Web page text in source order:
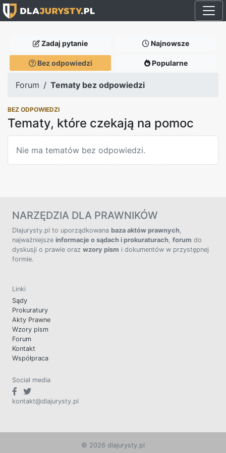
Zadaj pytanie Najnowsze
Bez odpowiedzi Popularne
Forum Tematy bez odpowiedzi
BEZ ODPOWIEDZI
Tematy, które czekają na pomoc
Nie ma tematów bez odpowiedzi.
NARZĘDZIA DLA PRAWNIKÓW
Dlajurysty.pl to uporządkowana baza aktów prawnych,
najważniejsze informacje o sądach i prokuraturach, forum do
dyskusji o prawie oraz wzory pism i dokumentów w przystępnej
formie.
Linki
Sądy
Prokuratury
Akty Prawne
Wzory pism
Forum
Kontakt
Współpraca
Social media
kontakt@dlajurysty.pl
© 2026 dlajurysty.pl